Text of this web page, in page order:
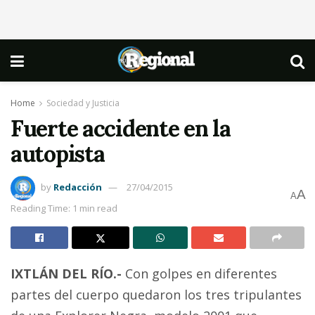
Home Sociedad y Justicia
Fuerte accidente en la
autopista
by Redacción
27/04/2015
Reading Time: 1 min read
AA
IXTLÁN DEL RÍO.- Con golpes en diferentes
partes del cuerpo quedaron los tres tripulantes